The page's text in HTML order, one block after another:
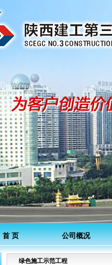
首 页 公司概况
绿色施工示范工程